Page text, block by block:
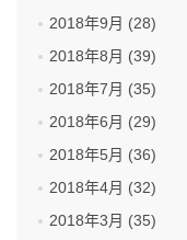
2018年9月 (28)
2018年8月 (39)
2018年7月 (35)
2018年6月 (29)
2018年5月 (36)
2018年4月 (32)
2018年3月 (35)